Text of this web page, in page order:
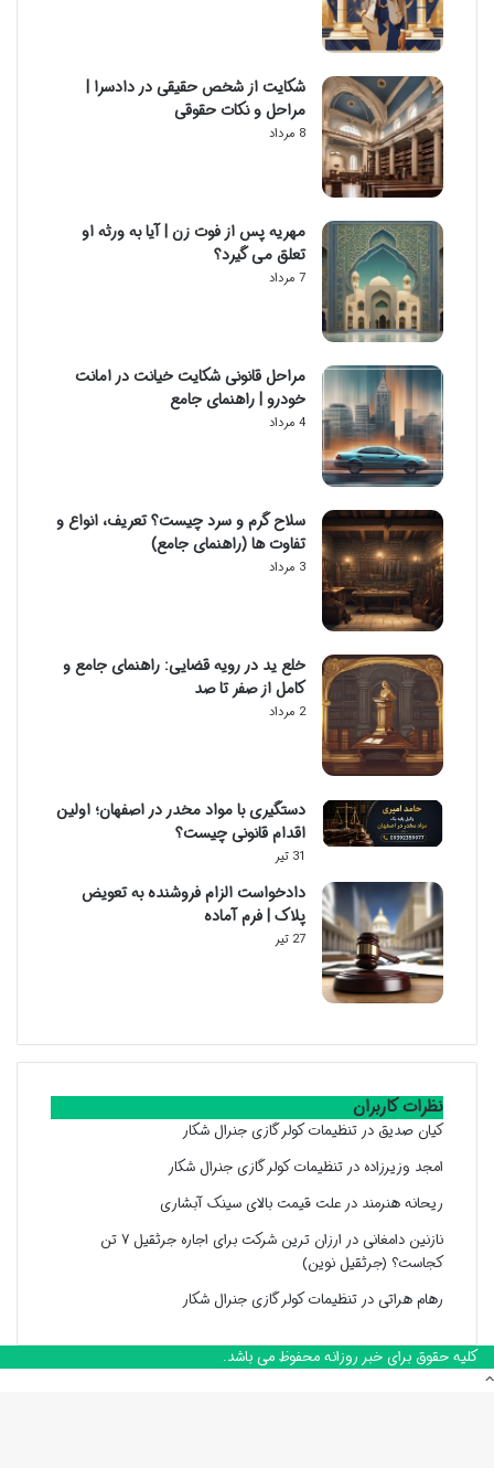
شکایت از شخص حقیقی در دادسرا |
مراحل و نکات حقوقی
8 مرداد
مهریه پس از فوت زن | آیا به ورثه او
تعلق می گیرد؟
7 مرداد
مراحل قانونی شکایت خیانت در امانت
خودرو | راهنمای جامع
4 مرداد
سلاح گرم و سرد چیست؟ تعریف، انواع و
تفاوت ها (راهنمای جامع)
3 مرداد
خلع ید در رویه قضایی: راهنمای جامع و
کامل از صفر تا صد
2 مرداد
دستگیری با مواد مخدر در اصفهان؛ اولین
اقدام قانونی چیست؟
31 تیر
دادخواست الزام فروشنده به تعویض
پلاک | فرم آماده
27 تیر
نظرات کاربران
کیان صدیق در تنظیمات کولر گازی جنرال شکار
امجد وزیرزاده در تنظیمات کولر گازی جنرال شکار
ریحانه هنرمند در علت قیمت بالای سینک آبشاری
نازنین دامغانیدر
ارزان ترین شرکت برای اجاره جرثقیل ۷ تن
کجاست؟ (جرثقیل نوین)
رهام هراتیدر تنظیمات کولر گازی جنرال شکار
کلیه حقوق برای خبر روزانه محفوظ می باشد.